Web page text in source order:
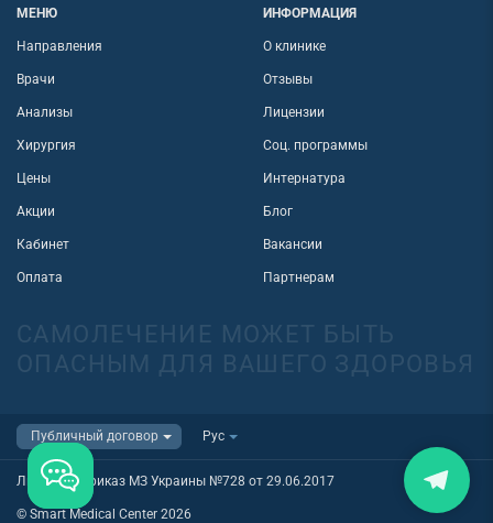
МЕНЮ
Направления
Врачи
Анализы
Хирургия
Цены
Акции
Кабинет
Оплата
ИНФОРМАЦИЯ
О клинике
Отзывы
Лицензии
Соц. программы
Интернатура
Блог
Вакансии
Партнерам
САМОЛЕЧЕНИЕ МОЖЕТ БЫТЬ
ОПАСНЫМ ДЛЯ ВАШЕГО ЗДОРОВЬЯ
Лицензия приказ МЗ Украины №728 от 29.06.2017
© Smart Medical Center 2026